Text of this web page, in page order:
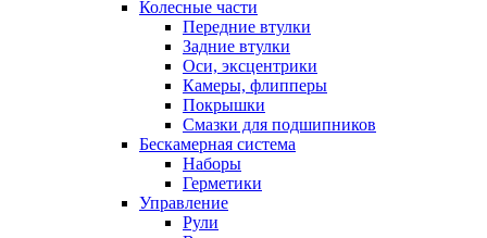
Колесные части
Передние втулки
Задние втулки
Оси, эксцентрики
Камеры, флипперы
Покрышки
Смазки для подшипников
Бескамерная система
Наборы
Герметики
Управление
Рули